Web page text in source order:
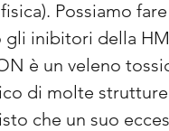
Possiamo
gli inibitori della
è un veleno
di molte
che un suo